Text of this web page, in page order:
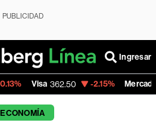
PUBLICIDAD
Ingresar
-2.15% MercadoLibre 1,821.795
ECONOMÍA